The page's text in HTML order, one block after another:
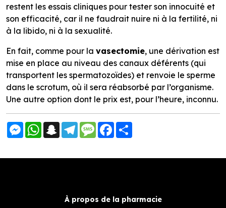
restent les essais cliniques pour tester son innocuité et
son efficacité, car il ne faudrait nuire ni à la fertilité, ni
à la libido, ni à la sexualité.
En fait, comme pour la vasectomie, une dérivation est
mise en place au niveau des canaux déférents (qui
transportent les spermatozoïdes) et renvoie le sperme
dans le scrotum, où il sera réabsorbé par l’organisme.
Une autre option dont le prix est, pour l’heure, inconnu.
MessengerWhatsApp
SnapchatTelegramMessageFacebook
À propos de la pharmacie